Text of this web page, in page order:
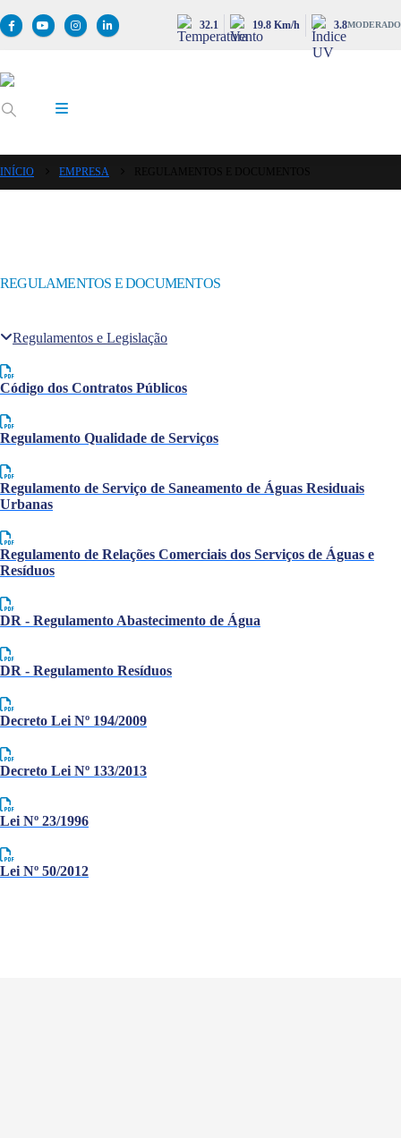
32.1 19.8 Km/h 3.8MODERADO
INÍCIO EMPRESA
REGULAMENTOS E DOCUMENTOS
Regulamentos e Legislação
Código dos Contratos Públicos
Regulamento Qualidade de Serviços
Regulamento de Serviço de Saneamento de Águas Residuais
Urbanas
Regulamento de Relações Comerciais dos Serviços de Águas e
Resíduos
DR - Regulamento Abastecimento de Água
DR - Regulamento Resíduos
Decreto Lei Nº 194/2009
Decreto Lei Nº 133/2013
Lei Nº 23/1996
Lei Nº 50/2012